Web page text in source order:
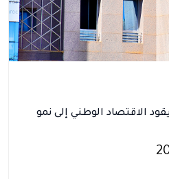
الاقتصاد الوطني إلى نمو